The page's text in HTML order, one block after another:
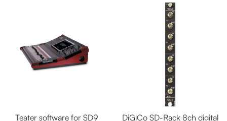
Teater software for SD9
DiGiCo SD-Rack 8ch digital